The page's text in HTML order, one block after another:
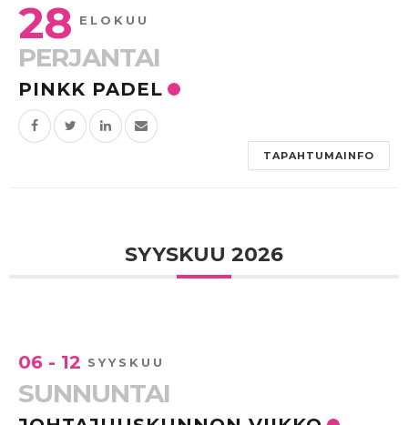
28 ELOKUU
PERJANTAI
PINKK PADEL
TAPAHTUMAINFO
SYYSKUU 2026
06 - 12 SYYSKUU
SUNNUNTAI